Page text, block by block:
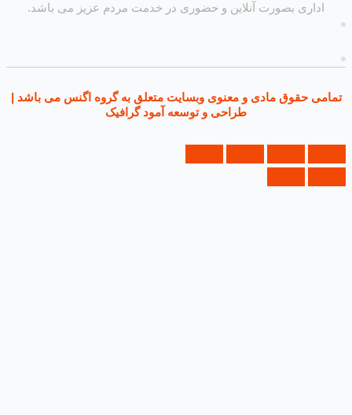
بصورت آنلاین و حضوری در خدمت مردم عزیز می باشد.
حقوق مادی و معنوی وبسایت متعلق به گروه اگنس می باشد |
طراحی و توسعه آمود گرافیک